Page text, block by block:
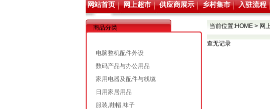
网站首页 网上超市 供应商展示 乡村集市 入驻流程
商品分类
电脑整机配件外设
数码产品与办公用品
家用电器及配件与线缆
日用家居用品
服装,鞋帽,袜子
当前位置:HOME> 网
查无记录